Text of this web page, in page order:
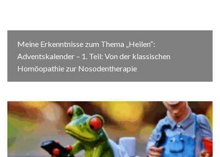
Meine Erkenntnisse zum Thema „Heilen“:
Adventskalender – 1. Teil: Von der klassischen
Homöopathie zur Nosodentherapie